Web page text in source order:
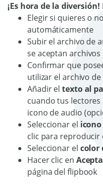
¡Es hora de la
Elegir si quieres o
automáticamente
Subir el archivo de
se aceptan
Confirmar que
utilizar el archivo
Añadir eltexto al
cuando tus
icono de audio
Seleccionar el icono
clic para reproducir
Seleccionar el color
Hacer clic en
página del flipbook